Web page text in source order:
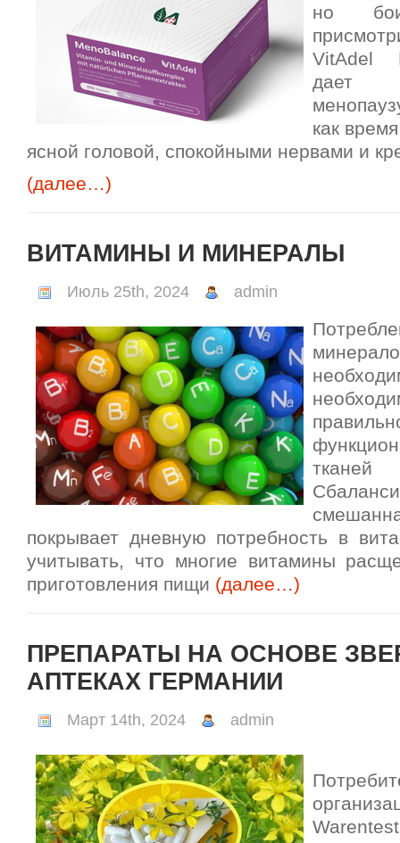
но
VitAdel
дает
как
ясной головой, спокойными нервами и
(далее…)
ВИТАМИНЫ И МИНЕРАЛЫ
Июль 25th, 2024 admin
покрывает дневную потребность в
учитывать, что многие витамины
приготовления пищи (далее…)
ПРЕПАРАТЫ НА ОСНОВЕ
АПТЕКАХ ГЕРМАНИИ
Март 14th, 2024 admin